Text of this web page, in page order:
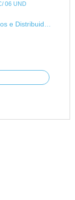
06 UND
e Distribuidora